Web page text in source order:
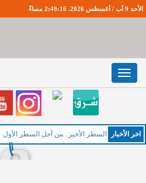
الأحد 9 آب / أغسطس 2026. 2:49:17 مساءً
Toggle
navigation
اخر اﻷخبار